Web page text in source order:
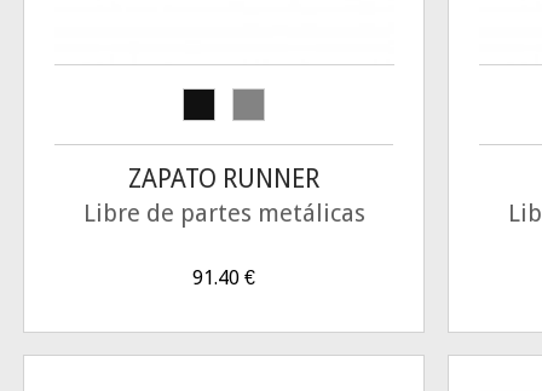
ZAPATO RUNNER
Libre de partes metálicas
91.40 €